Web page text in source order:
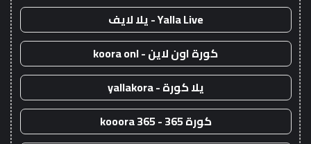
Yalla Live - يلا لايف
كورة اون لاين - koora onl
يلا كورة - yallakora
كورة 365 - kooora 365